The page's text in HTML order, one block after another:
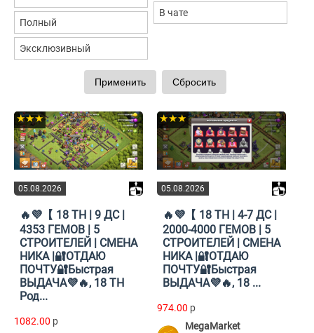
Полный
Эксклюзивный
В чате
05.08.2026
★★★
🔥💜【 18 TH | 9 ДС |
4353 ГЕМОВ | 5
СТРОИТЕЛЕЙ | СМЕНА
НИКА |🔐ОТДАЮ
ПОЧТУ🔐Быстрая
ВЫДАЧА💜🔥, 18 TH
Род...
1082.00 p
05.08.2026
★★★
🔥💜【 18 TH | 4-7 ДС |
2000-4000 ГЕМОВ | 5
СТРОИТЕЛЕЙ | СМЕНА
НИКА |🔐ОТДАЮ
ПОЧТУ🔐Быстрая
ВЫДАЧА💜🔥, 18 ...
974.00 p
MegaMarket